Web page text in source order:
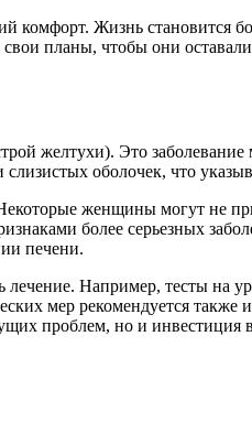
комфорт. Жизнь становится
планы, чтобы они
желтухи). Это заболевание
оболочек, что
женщины могут не
более серьезных
печени.
лечение. Например, тесты
мер рекомендуется также
проблем, но и инвестиция